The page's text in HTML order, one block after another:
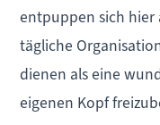
entpuppen sich hier
tägliche
dienen als eine
eigenen Kopf